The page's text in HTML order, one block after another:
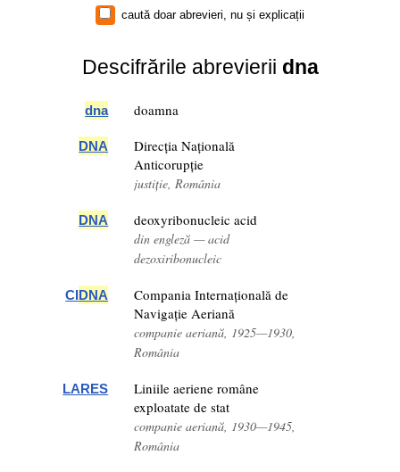
caută doar abrevieri, nu și explicații
Descifrările abrevierii dna
dna doamna
DNA
Direcția Națională
Anticorupție
justiție, România
DNA deoxyribonucleic acid
din engleză — acid
dezoxiribonucleic
CIDNA
Compania Internațională de
Navigație Aeriană
companie aeriană, 1925—1930,
România
LARES
Liniile aeriene române
exploatate de stat
companie aeriană, 1930—1945,
România